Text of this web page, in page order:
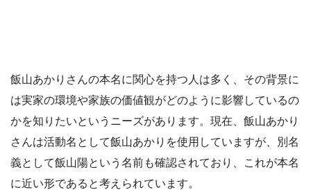
飯山あかりさんの本名に関心を持つ人は多く、その背景に
は実家の環境や家族の価値観がどのように影響しているの
かを知りたいというニーズがあります。現在、飯山あかり
さんは活動名として飯山あかりを使用していますが、別名
義として飯山陽という名前も確認されており、これが本名
に近い形であると考えられています。